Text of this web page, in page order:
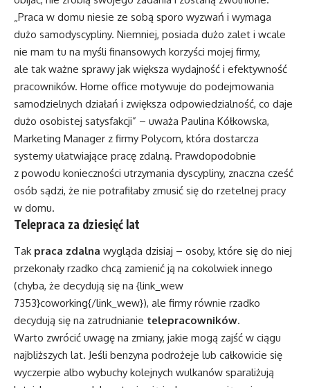
„Praca w domu niesie ze sobą sporo wyzwań i wymaga
dużo samodyscypliny. Niemniej, posiada dużo zalet i wcale
nie mam tu na myśli finansowych korzyści mojej firmy,
ale tak ważne sprawy jak większa wydajność i efektywność
pracowników. Home office motywuje do podejmowania
samodzielnych działań i zwiększa odpowiedzialność, co daje
dużo osobistej satysfakcji” – uważa Paulina Kółkowska,
Marketing Manager z firmy Polycom, która dostarcza
systemy ułatwiające pracę zdalną. Prawdopodobnie
z powodu konieczności utrzymania dyscypliny, znaczna cześć
osób sądzi, że nie potrafiłaby zmusić się do rzetelnej pracy
w domu.
Telepraca za dziesięć lat
Tak praca zdalna wygląda dzisiaj – osoby, które się do niej
przekonały rzadko chcą zamienić ją na cokolwiek innego
(chyba, że decydują się na {link_wew
7353}coworking{/link_wew}), ale firmy równie rzadko
decydują się na zatrudnianie telepracowników.
Warto zwrócić uwagę na zmiany, jakie mogą zajść w ciągu
najbliższych lat. Jeśli benzyna podrożeje lub całkowicie się
wyczerpie albo wybuchy kolejnych wulkanów sparaliżują